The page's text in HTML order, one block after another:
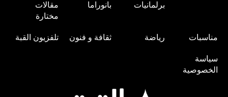
برلمانيات بانوراما
مقالات
مختارة
مناسبات رياضة ثقافة و فنون تلفزيون القبة
سياسة
الخصوصية